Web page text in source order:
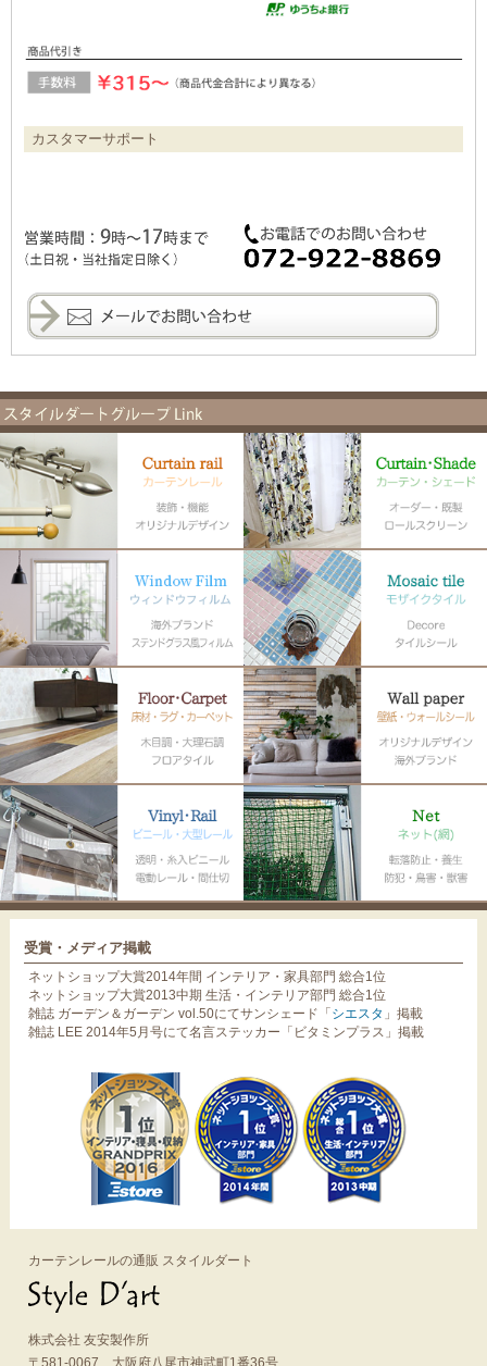
カスタマーサポート
受賞・メディア掲載
ネットショップ大賞2014年間 インテリア・家具部門 総合1位
ネットショップ大賞2013中期 生活・インテリア部門 総合1位
雑誌 ガーデン＆ガーデン vol.50にてサンシェード「 シエスタ 」掲載
雑誌 LEE 2014年5月号にて名言ステッカー「ビタミンプラス」掲載
カーテンレールの通販 スタイルダート
株式会社 友安製作所